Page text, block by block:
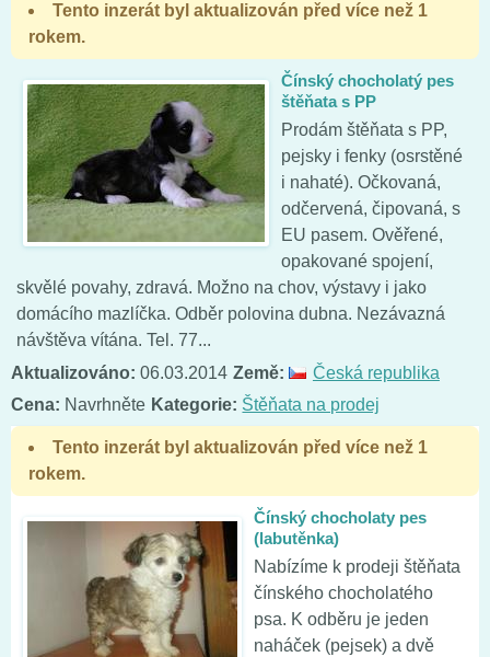
Tento inzerát byl aktualizován před více než 1
rokem.
Čínský chocholatý pes
štěňata s PP
Prodám štěňata s PP,
pejsky i fenky (osrstěné
i nahaté). Očkovaná,
odčervená, čipovaná, s
EU pasem. Ověřené,
opakované spojení,
skvělé povahy, zdravá. Možno na chov, výstavy i jako
domácího mazlíčka. Odběr polovina dubna. Nezávazná
návštěva vítána. Tel. 77...
Aktualizováno: 06.03.2014 Země:
Česká republika
Cena: Navrhněte Kategorie: Štěňata na prodej
Tento inzerát byl aktualizován před více než 1
rokem.
Čínský chocholaty pes
(labutěnka)
Nabízíme k prodeji štěňata
čínského chocholatého
psa. K odběru je jeden
naháček (pejsek) a dvě